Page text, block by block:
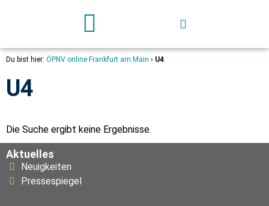
Du bist hier: ÖPNV online Frankfurt am Main › U4
U4
Die Suche ergibt keine Ergebnisse.
Aktuelles
Neuigkeiten
Pressespiegel